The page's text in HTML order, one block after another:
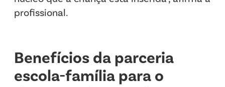
profissional.
Benefícios da parceria
escola-família para o